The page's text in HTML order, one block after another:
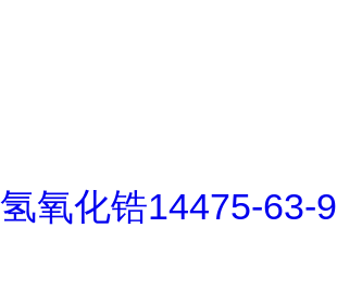
氢氧化锆14475-63-9